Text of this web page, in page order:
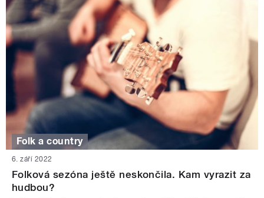
Folk a country
6. září 2022
Folková sezóna ještě neskončila. Kam vyrazit za
hudbou?